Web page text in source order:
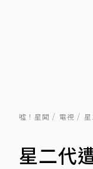
噓！星聞 電視
星二代